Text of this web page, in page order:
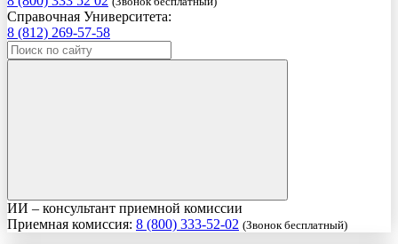
Справочная Университета:
8 (812) 269-57-58
ИИ – консультант приемной комиссии
Приемная комиссия: 8 (800) 333-52-02 (Звонок бесплатный)